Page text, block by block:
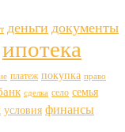
деньги документы
ипотека
платеж покупка право
сделка село семья
условия финансы